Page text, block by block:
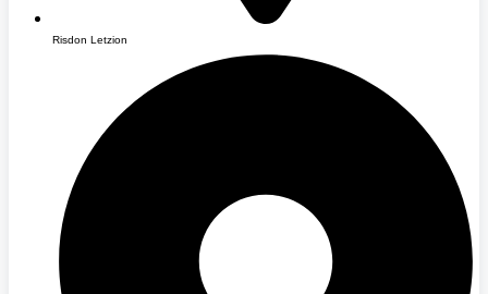
Risdon Letzion